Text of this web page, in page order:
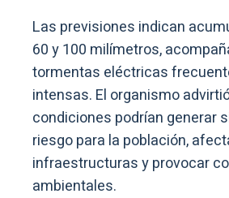
Las previsiones indican
60 y 100 milímetros,
tormentas eléctricas
intensas. El organismo
condiciones podrían generar
riesgo para la población,
infraestructuras y provocar
ambientales.